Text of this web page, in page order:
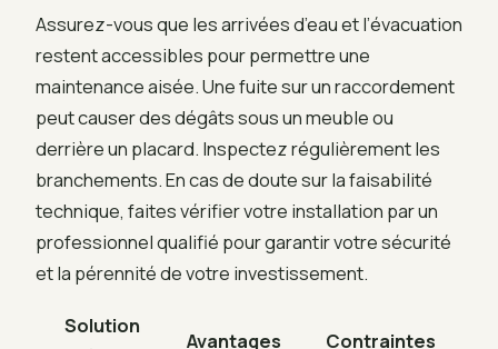
Assurez-vous que les arrivées d’eau et l’évacuation
restent accessibles pour permettre une
maintenance aisée. Une fuite sur un raccordement
peut causer des dégâts sous un meuble ou
derrière un placard. Inspectez régulièrement les
branchements. En cas de doute sur la faisabilité
technique, faites vérifier votre installation par un
professionnel qualifié pour garantir votre sécurité
et la pérennité de votre investissement.
Solution
Avantages
Contraintes